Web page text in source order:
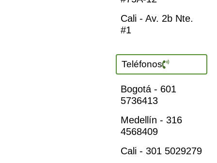
Cali - Av. 2b Nte.
#1
Teléfonos
Bogotá - 601
5736413
Medellín - 316
4568409
Cali - 301 5029279